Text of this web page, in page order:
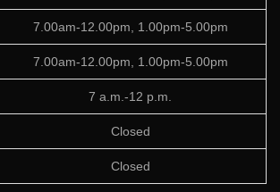
7.00am-12.00pm, 1.00pm-5.00pm
7.00am-12.00pm, 1.00pm-5.00pm
7 a.m.-12 p.m.
Closed
Closed